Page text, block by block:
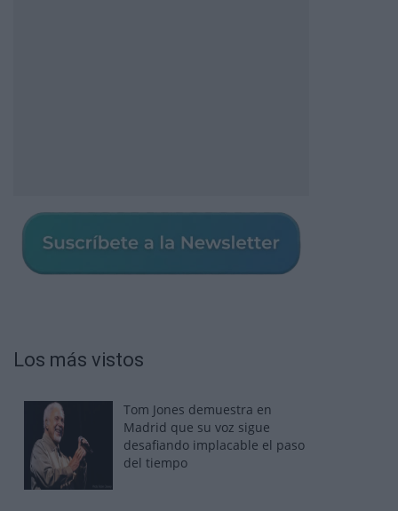
Los más vistos
Tom Jones demuestra en
Madrid que su voz sigue
desafiando implacable el paso
del tiempo